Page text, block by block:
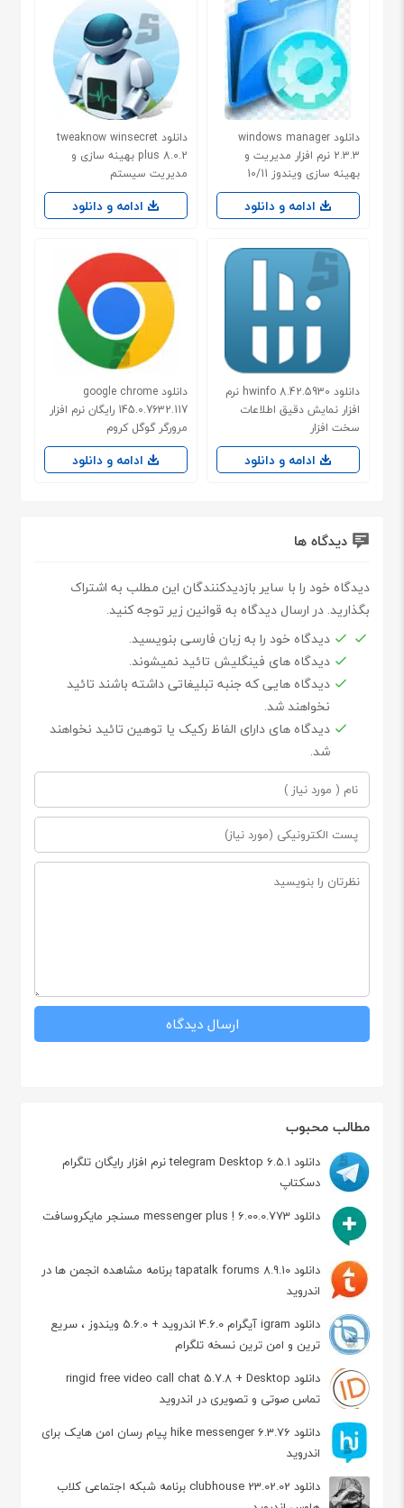
مطالب محبوب
دانلود telegram Desktop 6.5.1 نرم افزار رایگان تلگرام
دسکتاپ
دانلود messenger plus ! 6.00.0.773 مسنجر مایکروسافت
دانلود tapatalk forums 8.9.10 برنامه مشاهده انجمن ها در
اندروید
دانلود igram آیگرام 4.6.0 اندروید + 5.6.0 ویندوز ، سریع
ترین و امن ترین نسخه تلگرام
دانلود ringid free video call chat 5.7.8 + Desktop
تماس صوتی و تصویری در اندروید
دانلود hike messenger 6.3.76 پیام‌ رسان‌ امن هایک برای
اندروید
دانلود clubhouse 23.02.02 برنامه شبکه اجتماعی کلاب
دانلود windows manager
2.3.3 نرم افزار مدیریت و
بهینه سازی ویندوز 10/11
ادامه و دانلود
دانلود tweaknow winsecret
plus 8.0.2 بهینه سازی و
مدیریت سیستم
ادامه و دانلود
دانلود hwinfo 8.42.5930 نرم
افزار نمایش دقیق اطلاعات
سخت افزار
ادامه و دانلود
دانلود google chrome
145.0.7632.117 رایگان نرم افزار
مرورگر گوگل کروم
ادامه و دانلود
دیدگاه ها
دیدگاه خود را با سایر بازدیدکنندگان این مطلب به اشتراک
بگذارید. در ارسال دیدگاه به قوانین زیر توجه کنید.
دیدگاه خود را به زبان فارسی بنویسید.
دیدگاه های فینگلیش تائید نمیشوند.
دیدگاه هایی که جنبه تبلیغاتی داشته باشند تائید
نخواهند شد.
دیدگاه های دارای الفاظ رکیک یا توهین تائید نخواهند
شد.